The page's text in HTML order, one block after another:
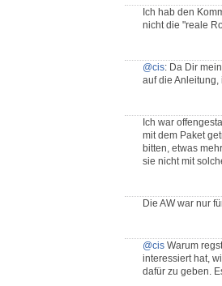
Ich hab den
nicht die "reale
@cis: Da Dir
auf die
Ich war
mit dem Paket
bitten, etwas
sie nicht mit
Die AW war nur
@cis Warum
interessiert hat,
dafür zu geben.